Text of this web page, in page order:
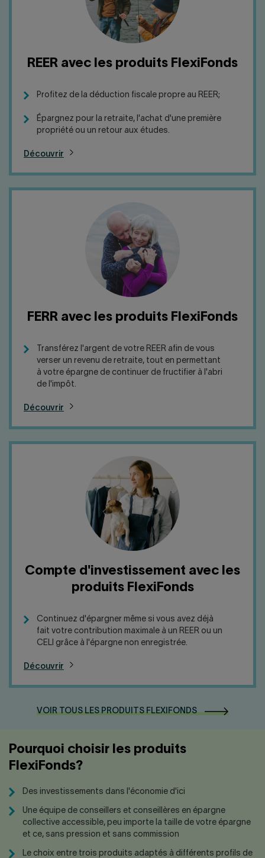
REER avec les produits FlexiFonds
Profitez de la déduction fiscale propre au REER;
Épargnez pour la retraite, l'achat d'une première
propriété ou un retour aux études.
Découvrir
FERR avec les produits FlexiFonds
Transférez l'argent de votre REER afin de vous
verser un revenu de retraite, tout en permettant
à votre épargne de continuer de fructifier à l'abri
de l'impôt.
Découvrir
Compte d'investissement avec les
produits FlexiFonds
Continuez d'épargner même si vous avez déjà
fait votre contribution maximale à un REER ou un
CELI grâce à l'épargne non enregistrée.
Découvrir
VOIR TOUS LES PRODUITSFLEXIFONDS
Pourquoi choisir les produits
FlexiFonds?
Des investissements dans l'économie d'ici
Une équipe de conseillers et conseillères en épargne
collective accessible, peu importe la taille de votre épargne
et ce, sans pression et sans commission
Le choix entre trois produits adaptés à différents profils de